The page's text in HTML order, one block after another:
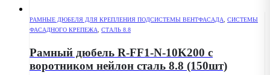
РАМНЫЕ ДЮБЕЛЯ ДЛЯ КРЕПЛЕНИЯ ПОДСИСТЕМЫ ВЕНТФАСАДА
СИСТЕМЫ
ФАСАДНОГО КРЕПЕЖА
СТАЛЬ 8.8
Рамный дюбель R-FF1-N-10K200 с
воротником нейлон сталь 8.8 (150шт)